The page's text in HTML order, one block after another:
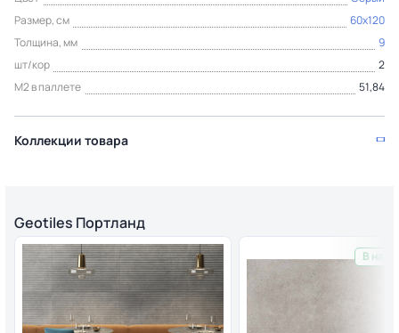
Размер, см
60x120
Толщина, мм
9
шт/кор
2
М2 в паллете
51,84
Коллекции товара
Geotiles Портланд
В